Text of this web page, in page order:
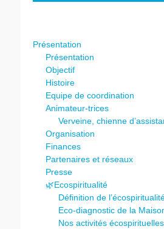
Présentation
Présentation
Objectif
Histoire
Equipe de coordination
Animateur-trices
Verveine, chienne
Organisation
Finances
Partenaires et réseaux
Presse
🌿Ecospiritualité
Définition de
Eco-diagnostic de la
Nos activités écospirituelles